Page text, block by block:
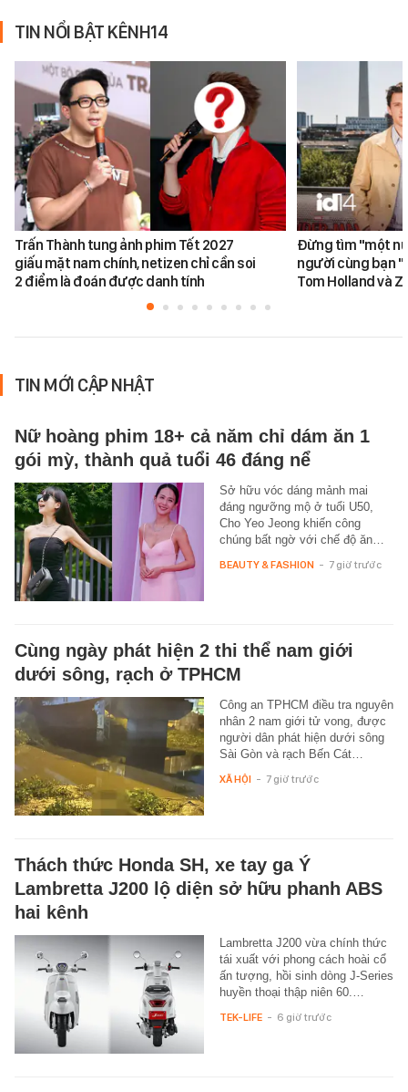
TIN NỔI BẬT KÊNH14
Trấn Thành tung ảnh phim Tết 2027
giấu mặt nam chính, netizen chỉ cần soi
2 điểm là đoán được danh tính
Đừng tìm "một
người cùng bạn
Tom Holland và
TIN MỚI CẬP NHẬT
Nữ hoàng phim 18+ cả năm chỉ dám ăn 1
gói mỳ, thành quả tuổi 46 đáng nể
Sở hữu vóc dáng mảnh mai
đáng ngưỡng mộ ở tuổi U50,
Cho Yeo Jeong khiến công
chúng bất ngờ với chế độ ăn…
BEAUTY & FASHION - 7 giờ trước
Cùng ngày phát hiện 2 thi thể nam giới
dưới sông, rạch ở TPHCM
Công an TPHCM điều tra nguyên
nhân 2 nam giới tử vong, được
người dân phát hiện dưới sông
Sài Gòn và rạch Bến Cát…
XÃ HỘI - 7 giờ trước
Thách thức Honda SH, xe tay ga Ý
Lambretta J200 lộ diện sở hữu phanh ABS
hai kênh
Lambretta J200 vừa chính thức
tái xuất với phong cách hoài cổ
ấn tượng, hồi sinh dòng J-Series
huyền thoại thập niên 60.…
TEK-LIFE - 6 giờ trước